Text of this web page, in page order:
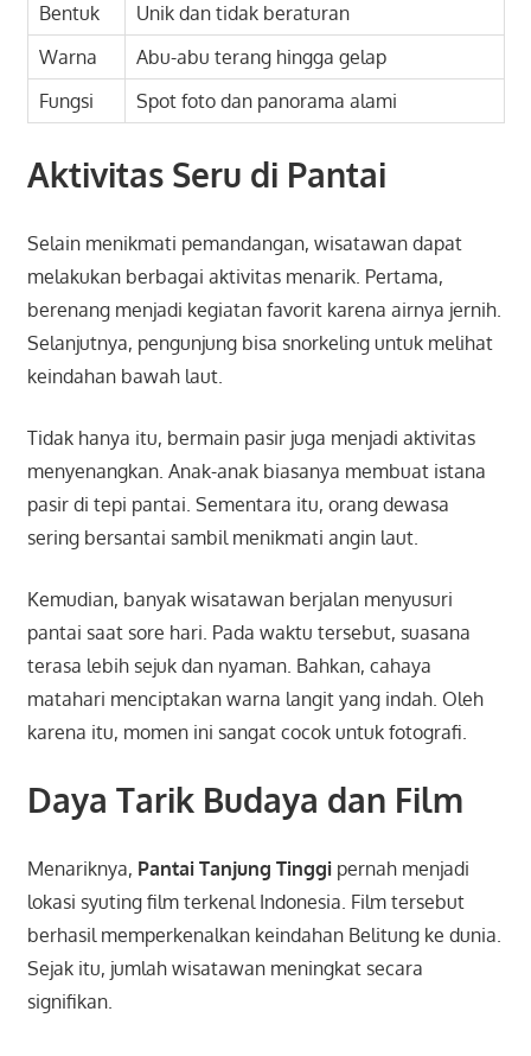
Bentuk
Unik dan tidak beraturan
Warna
Abu-abu terang hingga gelap
Fungsi
Spot foto dan panorama alami
Aktivitas Seru di Pantai
Selain menikmati pemandangan, wisatawan dapat
melakukan berbagai aktivitas menarik. Pertama,
berenang menjadi kegiatan favorit karena airnya jernih.
Selanjutnya, pengunjung bisa snorkeling untuk melihat
keindahan bawah laut.
Tidak hanya itu, bermain pasir juga menjadi aktivitas
menyenangkan. Anak-anak biasanya membuat istana
pasir di tepi pantai. Sementara itu, orang dewasa
sering bersantai sambil menikmati angin laut.
Kemudian, banyak wisatawan berjalan menyusuri
pantai saat sore hari. Pada waktu tersebut, suasana
terasa lebih sejuk dan nyaman. Bahkan, cahaya
matahari menciptakan warna langit yang indah. Oleh
karena itu, momen ini sangat cocok untuk fotografi.
Daya Tarik Budaya dan Film
Menariknya, Pantai Tanjung Tinggipernah menjadi
lokasi syuting film terkenal Indonesia. Film tersebut
berhasil memperkenalkan keindahan Belitung ke dunia.
Sejak itu, jumlah wisatawan meningkat secara
signifikan.